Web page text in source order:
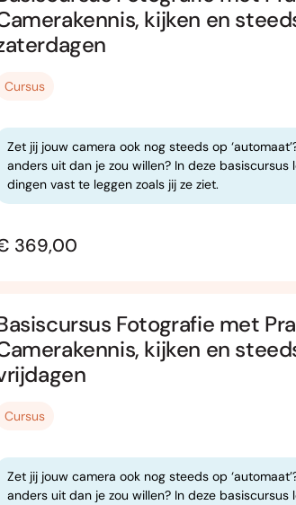
kijken en
Cursus
Zet jij jouw camera ook nog steeds op
anders uit dan je zou willen? In deze
dingen vast te leggen zoals jij ze ziet.
369,00
Fotografie met
kijken en
Cursus
Zet jij jouw camera ook nog steeds op
anders uit dan je zou willen? In deze